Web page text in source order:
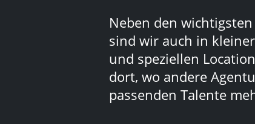
Neben den
sind wir auch in
und speziellen
dort, wo andere
passenden Talente